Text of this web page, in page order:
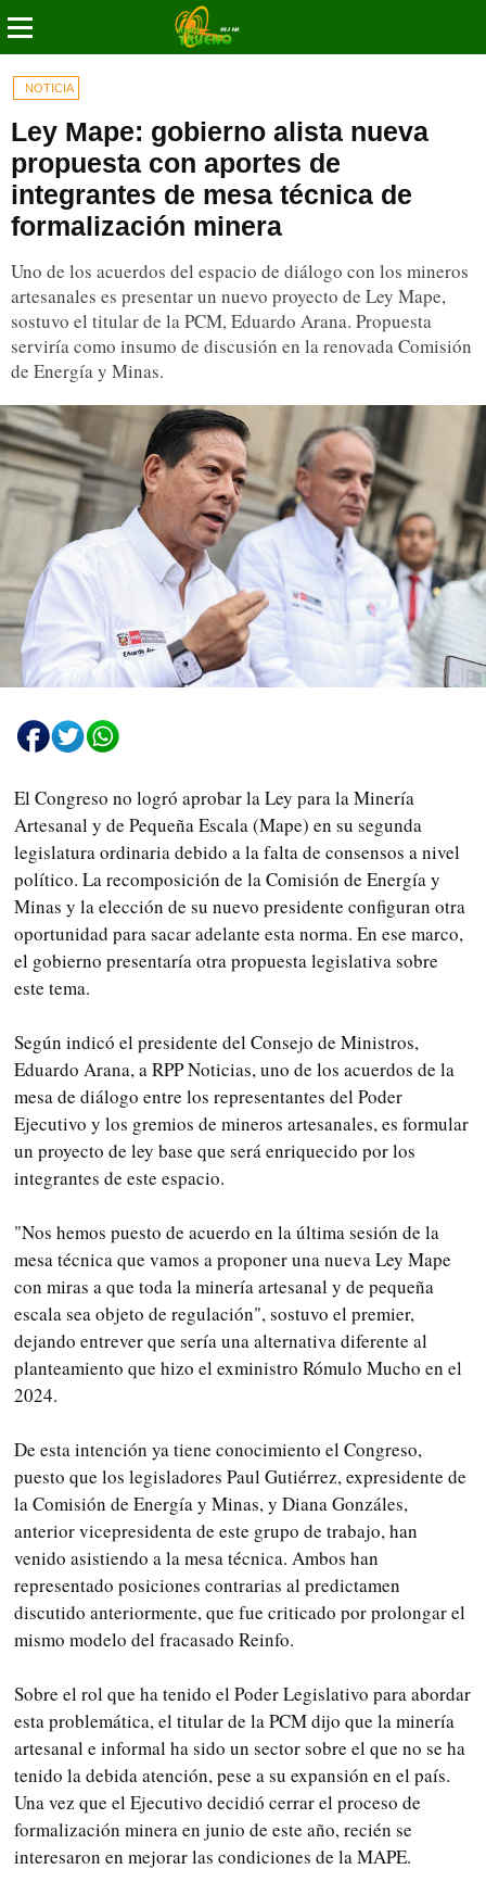
NOTICIA
Ley Mape: gobierno alista nueva
propuesta con aportes de
integrantes de mesa técnica de
formalización minera
Uno de los acuerdos del espacio de diálogo con los mineros
artesanales es presentar un nuevo proyecto de Ley Mape,
sostuvo el titular de la PCM, Eduardo Arana. Propuesta
serviría como insumo de discusión en la renovada Comisión
de Energía y Minas.
El Congreso no logró aprobar la Ley para la Minería
Artesanal y de Pequeña Escala (Mape) en su segunda
legislatura ordinaria debido a la falta de consensos a nivel
político. La recomposición de la Comisión de Energía y
Minas y la elección de su nuevo presidente configuran otra
oportunidad para sacar adelante esta norma. En ese marco,
el gobierno presentaría otra propuesta legislativa sobre
este tema.
Según indicó el presidente del Consejo de Ministros,
Eduardo Arana, a RPP Noticias, uno de los acuerdos de la
mesa de diálogo entre los representantes del Poder
Ejecutivo y los gremios de mineros artesanales, es formular
un proyecto de ley base que será enriquecido por los
integrantes de este espacio.
"Nos hemos puesto de acuerdo en la última sesión de la
mesa técnica que vamos a proponer una nueva Ley Mape
con miras a que toda la minería artesanal y de pequeña
escala sea objeto de regulación", sostuvo el premier,
dejando entrever que sería una alternativa diferente al
planteamiento que hizo el exministro Rómulo Mucho en el
2024.
De esta intención ya tiene conocimiento el Congreso,
puesto que los legisladores Paul Gutiérrez, expresidente de
la Comisión de Energía y Minas, y Diana Gonzáles,
anterior vicepresidenta de este grupo de trabajo, han
venido asistiendo a la mesa técnica. Ambos han
representado posiciones contrarias al predictamen
discutido anteriormente, que fue criticado por prolongar el
mismo modelo del fracasado Reinfo.
Sobre el rol que ha tenido el Poder Legislativo para abordar
esta problemática, el titular de la PCM dijo que la minería
artesanal e informal ha sido un sector sobre el que no se ha
tenido la debida atención, pese a su expansión en el país.
Una vez que el Ejecutivo decidió cerrar el proceso de
formalización minera en junio de este año, recién se
interesaron en mejorar las condiciones de la MAPE.